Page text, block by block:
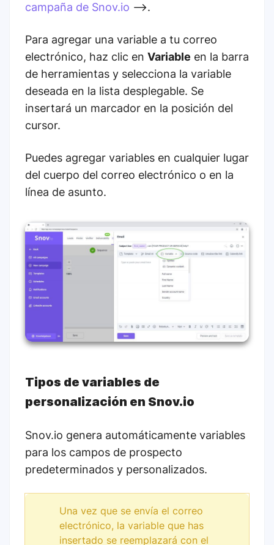
campaña de Snov.io -->.
Para agregar una variable a tu correo
electrónico, haz clic en Variable en la barra
de herramientas y selecciona la variable
deseada en la lista desplegable. Se
insertará un marcador en la posición del
cursor.
Puedes agregar variables en cualquier lugar
del cuerpo del correo electrónico o en la
línea de asunto.
Tipos de variables de
personalización en Snov.io
Snov.io genera automáticamente variables
para los campos de prospecto
predeterminados y personalizados.
Una vez que se envía el correo
electrónico, la variable que has
insertado se reemplazará con el